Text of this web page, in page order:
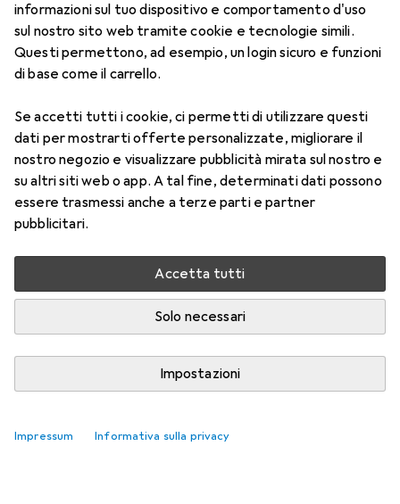
informazioni sul tuo dispositivo e comportamento d'uso
sul nostro sito web tramite cookie e tecnologie simili.
Questi permettono, ad esempio, un login sicuro e funzioni
di base come il carrello.
Se accetti tutti i cookie, ci permetti di utilizzare questi
dati per mostrarti offerte personalizzate, migliorare il
nostro negozio e visualizzare pubblicità mirata sul nostro e
su altri siti web o app. A tal fine, determinati dati possono
essere trasmessi anche a terze parti e partner
pubblicitari.
Accetta tutti
Solo necessari
Impostazioni
Impressum Informativa sulla privacy
1 Immagine
Air Optix più HydraGlyde per
+0.75, Obiettivo mensile, 6 pz., Torico
Prezzo in EUR IVA incl.
EUR
55,82 EUR
9,31/1pz.
Consegna tra ven, 14/8 e mar, 18/8
Più di 10 pezzi in stock presso il fornitore
Aggiungi al carrello